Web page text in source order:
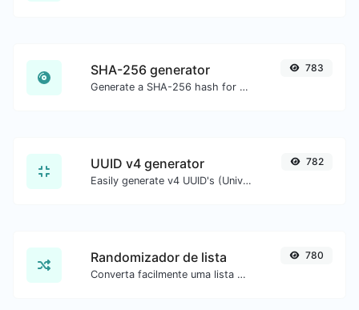
SHA-256 generator
Generate a SHA-256 hash for any string input.
783
UUID v4 generator
Easily generate v4 UUID's (Universally unique identifier) with the help of our tool.
782
Randomizador de lista
Converta facilmente uma lista de texto em uma lista aleatória.
780